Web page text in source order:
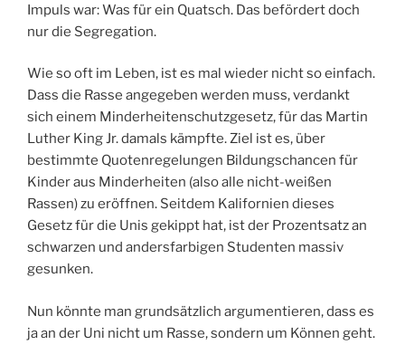
Impuls war: Was für ein Quatsch. Das befördert doch
nur die Segregation.
Wie so oft im Leben, ist es mal wieder nicht so einfach.
Dass die Rasse angegeben werden muss, verdankt
sich einem Minderheitenschutzgesetz, für das Martin
Luther King Jr. damals kämpfte. Ziel ist es, über
bestimmte Quotenregelungen Bildungschancen für
Kinder aus Minderheiten (also alle nicht-weißen
Rassen) zu eröffnen. Seitdem Kalifornien dieses
Gesetz für die Unis gekippt hat, ist der Prozentsatz an
schwarzen und andersfarbigen Studenten massiv
gesunken.
Nun könnte man grundsätzlich argumentieren, dass es
ja an der Uni nicht um Rasse, sondern um Können geht.